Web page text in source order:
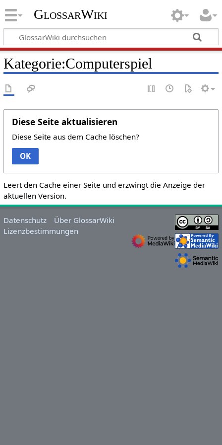
GlossarWiki
Kategorie:Computerspiel
Diese Seite aktualisieren
Diese Seite aus dem Cache löschen?
OK
Leert den Cache einer Seite und erzwingt die Anzeige der
aktuellen Version.
Datenschutz
Über GlossarWiki
Lizenzbestimmungen